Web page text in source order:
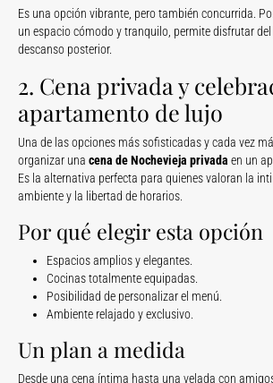
Es una opción vibrante, pero también concurrida.
un espacio cómodo y tranquilo, permite disfrutar del
descanso posterior.
2. Cena privada y
apartamento de lujo
Una de las opciones más sofisticadas y cada vez
organizar una cena de Nochevieja privada en un
Es la alternativa perfecta para quienes valoran la
ambiente y la libertad de horarios.
Por qué elegir esta opción
Espacios amplios y elegantes.
Cocinas totalmente equipadas.
Posibilidad de personalizar el menú.
Ambiente relajado y exclusivo.
Un plan a medida
Desde una cena íntima hasta una velada con